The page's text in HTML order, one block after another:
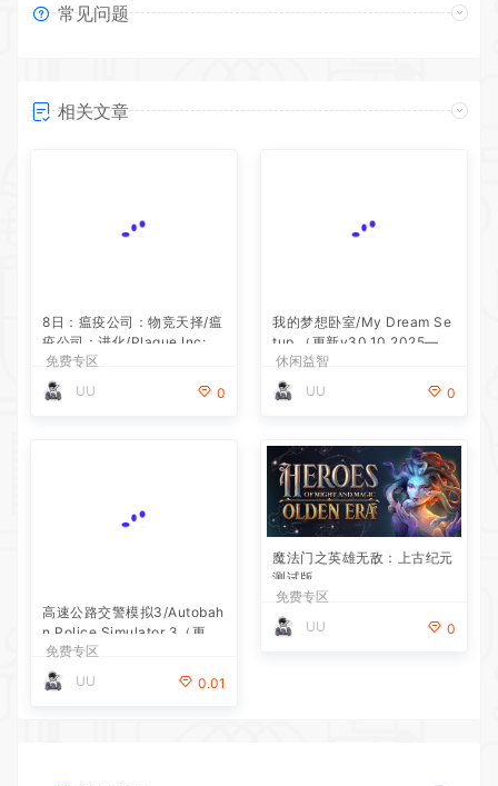
常见问题
相关文章
8日：瘟疫公司：物竞天择/瘟
疫公司：进化/Plague Inc: E
volved 更新v1.22.1.5
免费专区
UU
0
我的梦想卧室/My Dream Se
tup （更新v30.10.2025—更
新模拟赛车DLC）
休闲益智
UU
0
高速公路交警模拟3/Autobah
n Police Simulator 3（更新
v1.4.1—更新超速监视区DL
C）
免费专区
UU
0.01
魔法门之英雄无敌：上古纪元
测试版
免费专区
UU
0